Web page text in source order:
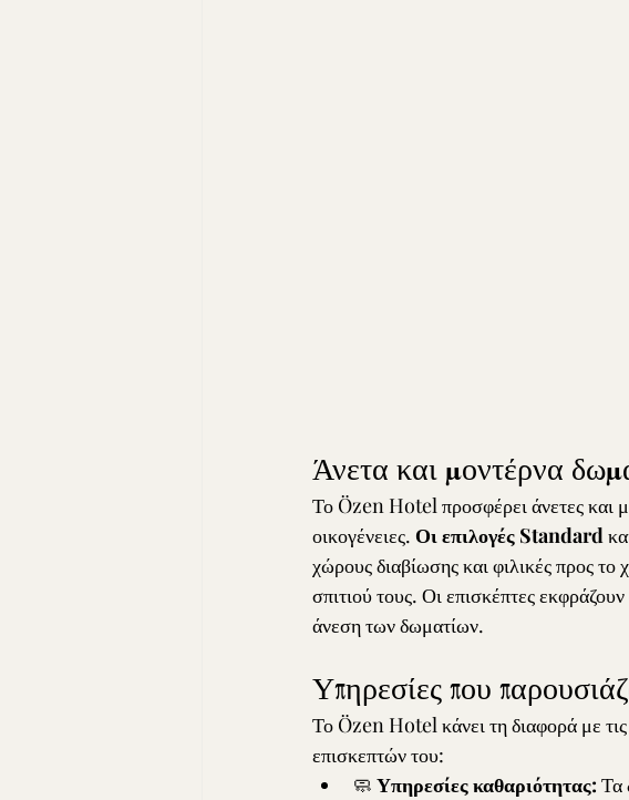
Άνετα και μοντέρνα
Το Özen Hotel προσφέρει άνετες και
οικογένειες. Οι επιλογές Standard
χώρους διαβίωσης και φιλικές προς
σπιτιού τους. Οι επισκέπτες
άνεση των δωματίων.
Υπηρεσίες που
Το Özen Hotel κάνει τη διαφορά με τις
επισκεπτών του:
🧼 Υπηρεσίες καθαριότητας: Τα